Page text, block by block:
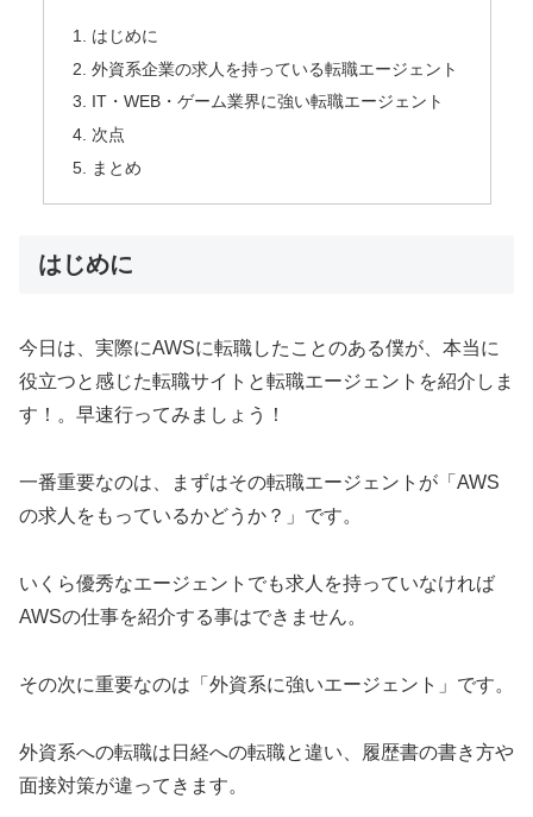
はじめに
外資系企業の求人を持っている転職エージェント
IT・WEB・ゲーム業界に強い転職エージェント
次点
まとめ
はじめに
今日は、実際にAWSに転職したことのある僕が、本当に
役立つと感じた転職サイトと転職エージェントを紹介しま
す！。早速行ってみましょう！
一番重要なのは、まずはその転職エージェントが「AWS
の求人をもっているかどうか？」です。
いくら優秀なエージェントでも求人を持っていなければ
AWSの仕事を紹介する事はできません。
その次に重要なのは「外資系に強いエージェント」です。
外資系への転職は日経への転職と違い、履歴書の書き方や
面接対策が違ってきます。